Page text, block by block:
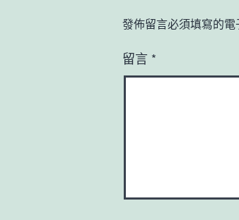
發佈留言必須填寫的
留言 *